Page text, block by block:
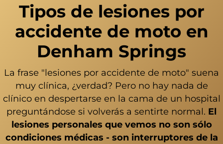
Tipos de lesiones por
accidente de moto en
Denham Springs
La frase "lesiones por accidente de moto" suena
muy clínica, ¿verdad? Pero no hay nada de
clínico en despertarse en la cama de un hospital
preguntándose si volverás a sentirte normal. El
lesiones personales que vemos no son sólo
condiciones médicas - son interruptores de la